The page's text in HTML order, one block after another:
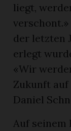
liegt,
der letzten
erlegt
«Wir
Zukunft auf
Daniel
Auf seinem